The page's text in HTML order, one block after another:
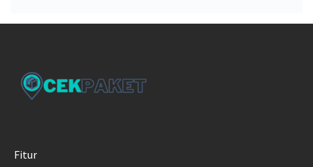
Fitur